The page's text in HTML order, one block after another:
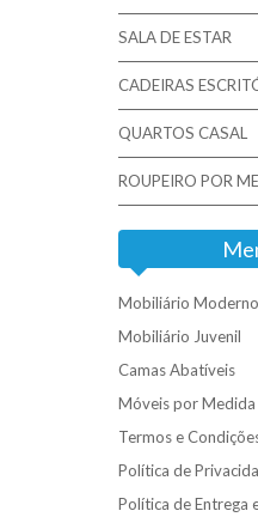
SALA DE ESTAR
CADEIRAS
QUARTOS CASAL
ROUPEIRO POR
Mobiliário Moderno
Mobiliário Juvenil
Camas Abatíveis
Móveis por Medida
Termos e
Política de
Política de Entrega